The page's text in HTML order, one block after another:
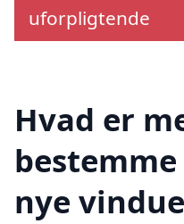
uforpligtende
Hvad er
nye